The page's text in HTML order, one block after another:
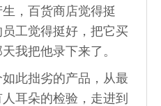
，百货商店觉得挺
工觉得挺好，把它买
我把他录下来了。
此拙劣的产品，从最
耳朵的检验，走进到